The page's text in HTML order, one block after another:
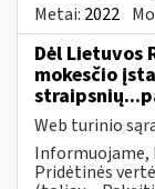
Metai: 2022
Dėl Lietuvos
mokesčio
Web turinio
Informuojame,
Pridėtinės